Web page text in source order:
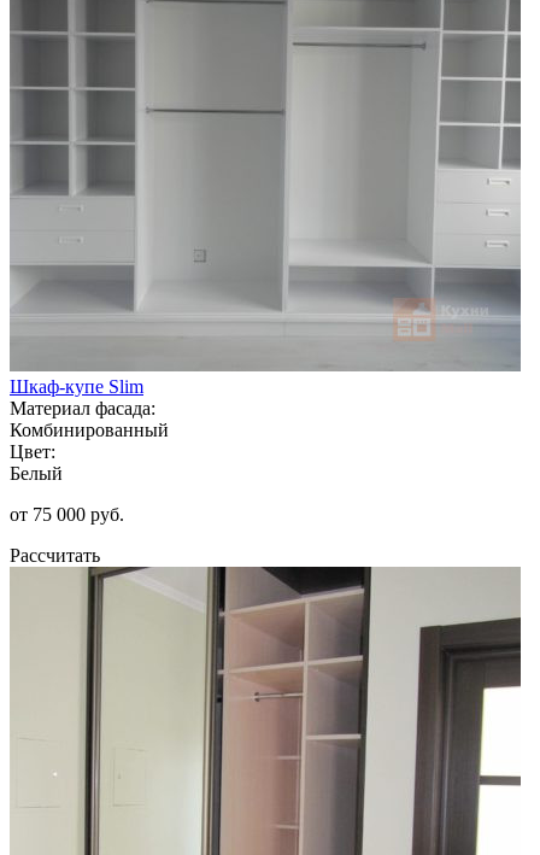
Шкаф-купе Slim
Материал фасада:
Комбинированный
Цвет:
Белый
от 75 000 руб.
Рассчитать